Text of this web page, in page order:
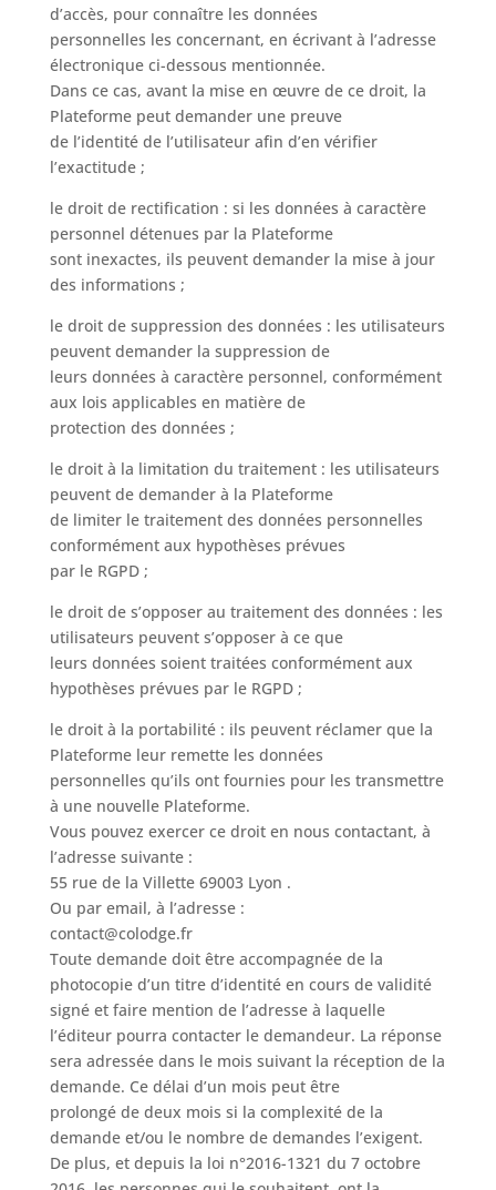
d’accès, pour connaître les données
personnelles les concernant, en écrivant à l’adresse
électronique ci-dessous mentionnée.
Dans ce cas, avant la mise en œuvre de ce droit, la
Plateforme peut demander une preuve
de l’identité de l’utilisateur afin d’en vérifier
l’exactitude ;
le droit de rectification : si les données à caractère
personnel détenues par la Plateforme
sont inexactes, ils peuvent demander la mise à jour
des informations ;
le droit de suppression des données : les utilisateurs
peuvent demander la suppression de
leurs données à caractère personnel, conformément
aux lois applicables en matière de
protection des données ;
le droit à la limitation du traitement : les utilisateurs
peuvent de demander à la Plateforme
de limiter le traitement des données personnelles
conformément aux hypothèses prévues
par le RGPD ;
le droit de s’opposer au traitement des données : les
utilisateurs peuvent s’opposer à ce que
leurs données soient traitées conformément aux
hypothèses prévues par le RGPD ;
le droit à la portabilité : ils peuvent réclamer que la
Plateforme leur remette les données
personnelles qu’ils ont fournies pour les transmettre
à une nouvelle Plateforme.
Vous pouvez exercer ce droit en nous contactant, à
l’adresse suivante :
55 rue de la Villette 69003 Lyon .
Ou par email, à l’adresse :
contact@colodge.fr
Toute demande doit être accompagnée de la
photocopie d’un titre d’identité en cours de validité
signé et faire mention de l’adresse à laquelle
l’éditeur pourra contacter le demandeur. La réponse
sera adressée dans le mois suivant la réception de la
demande. Ce délai d’un mois peut être
prolongé de deux mois si la complexité de la
demande et/ou le nombre de demandes l’exigent.
De plus, et depuis la loi n°2016-1321 du 7 octobre